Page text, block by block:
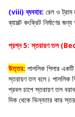
(viii) ব্যবহার: রেল ও ট্রাম
ব্যাসল্ট কংক্রিট নির্মাণের
প্রশ্ন 5: স্তরায়ণ তল
উত্তর: পাললিক শিলার
স্তরায়ণ তল বলে। পাললিক
প্রবল চাপে স্তরায়ণ তল
দিক থেকে ভিন্নতার কার স্তর